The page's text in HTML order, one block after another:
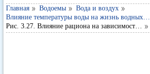
Главная Водоемы
Вода и воздух
Влияние температуры воды на жизнь водных…
Рис. 3.27. Влияние рациона на зависимост…